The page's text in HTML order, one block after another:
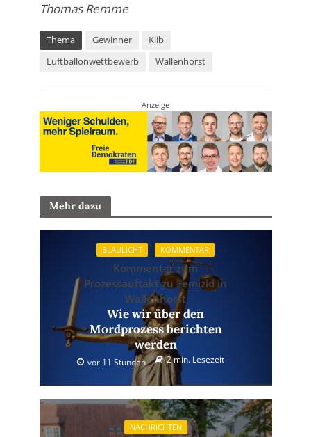
Thomas Remme
Thema Gewinner
Klib
Luftballonwettbewerb
Wallenhorst
Anzeige
Mehr dazu
BLAULICHT KOMMENTAR
Kommentar zum
Prozessauftakt zu Femizid in
Wallenhorst
Wie wir über den
Mordprozess berichten
werden
vor 11 Stunden 2 min. Lesezeit
NACHRICHTEN